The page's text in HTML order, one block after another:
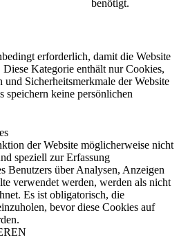
benötigt.
erforderlich, damit die Website
Kategorie enthält nur Cookies,
Sicherheitsmerkmale der Website
speichern keine persönlichen
der Website möglicherweise nicht
speziell zur Erfassung
Benutzers über Analysen, Anzeigen
verwendet werden, werden als nicht
Es ist obligatorisch, die
bevor diese Cookies auf